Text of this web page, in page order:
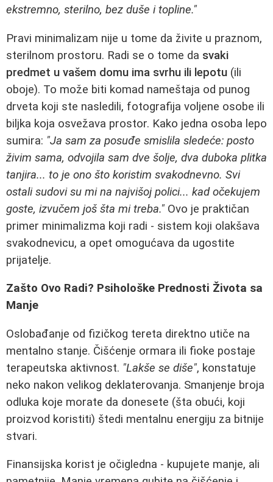
ekstremno, sterilno, bez duše i topline."
Pravi minimalizam nije u tome da živite u praznom,
sterilnom prostoru. Radi se o tome da svaki
predmet u vašem domu ima svrhu ili lepotu (ili
oboje). To može biti komad nameštaja od punog
drveta koji ste nasledili, fotografija voljene osobe ili
biljka koja osvežava prostor. Kako jedna osoba lepo
sumira: "Ja sam za posuđe smislila sledeće: posto
živim sama, odvojila sam dve šolje, dva duboka plitka
tanjira... to je ono što koristim svakodnevno. Svi
ostali sudovi su mi na najvišoj polici... kad očekujem
goste, izvučem još šta mi treba." Ovo je praktičan
primer minimalizma koji radi - sistem koji olakšava
svakodnevicu, a opet omogućava da ugostite
prijatelje.
Zašto Ovo Radi? Psihološke Prednosti Života sa
Manje
Oslobađanje od fizičkog tereta direktno utiče na
mentalno stanje. Čišćenje ormara ili fioke postaje
terapeutska aktivnost. "Lakše se diše", konstatuje
neko nakon velikog deklaterovanja. Smanjenje broja
odluka koje morate da donesete (šta obući, koji
proizvod koristiti) štedi mentalnu energiju za bitnije
stvari.
Finansijska korist je očigledna - kupujete manje, ali